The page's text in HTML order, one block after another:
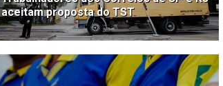
aceitam proposta do TST